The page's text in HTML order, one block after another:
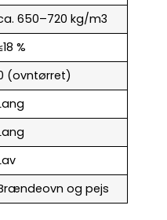
650–720 kg/m3
%
(ovntørret)
og pejs